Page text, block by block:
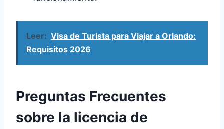
Leer: Visa de Turista para Viajar a Orlando:
Requisitos 2026
Preguntas Frecuentes
sobre la licencia de